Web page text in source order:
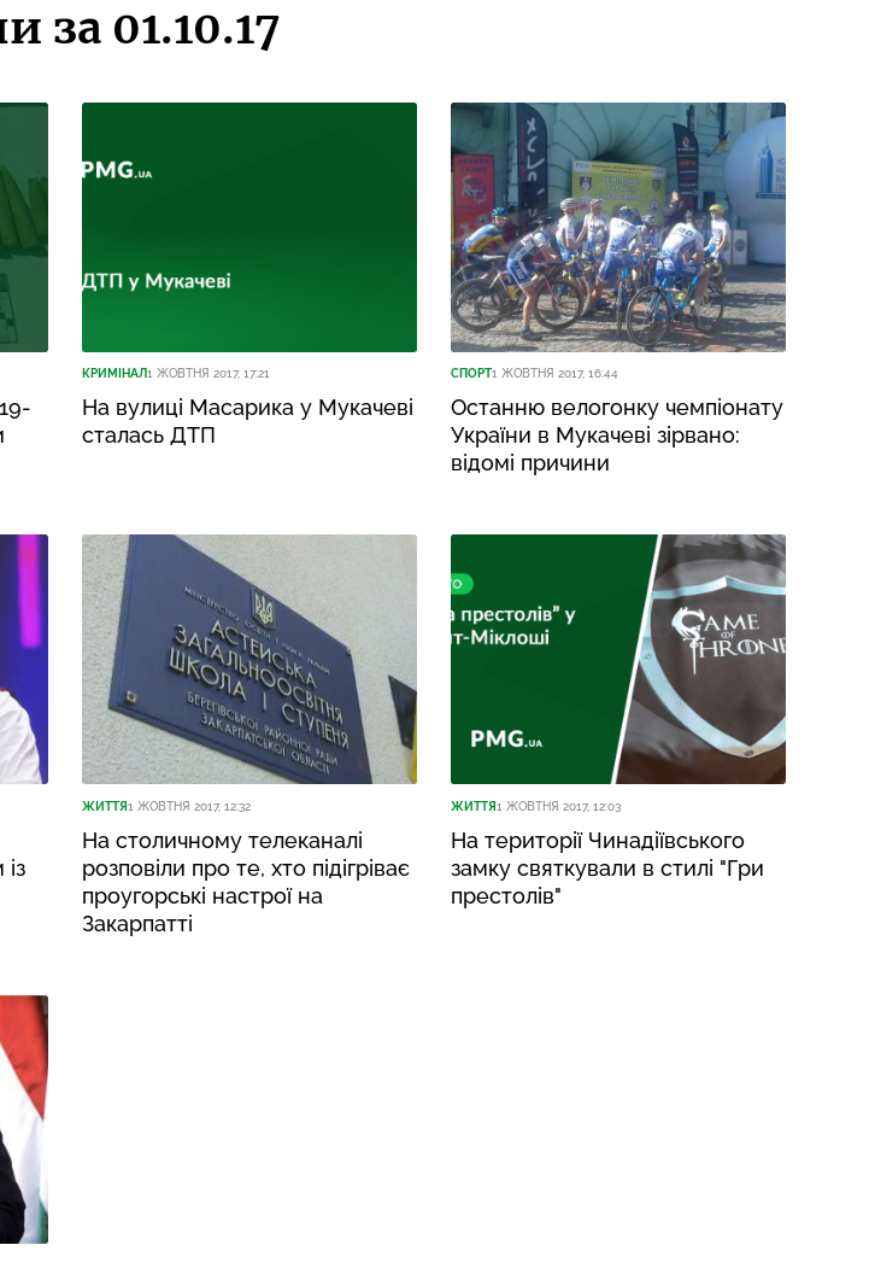
за 01.10.17
КРИМІНАЛ1 ЖОВТНЯ 2017, 17:21
На вулиці Масарика у Мукачеві
сталась ДТП
СПОРТ1 ЖОВТНЯ 2017, 16:44
Останню велогонку чемпіонату
України в Мукачеві зірвано:
відомі причини
ЖИТТЯ1 ЖОВТНЯ 2017, 12:32
На столичному телеканалі
розповіли про те, хто підігріває
проугорські настрої на
Закарпатті
ЖИТТЯ1 ЖОВТНЯ 2017, 12:03
На території Чинадіївського
замку святкували в стилі "Гри
престолів"